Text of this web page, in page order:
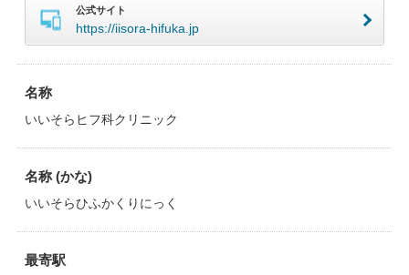
公式サイト
https://iisora-hifuka.jp
名称
いいそらヒフ科クリニック
名称 (かな)
いいそらひふかくりにっく
最寄駅